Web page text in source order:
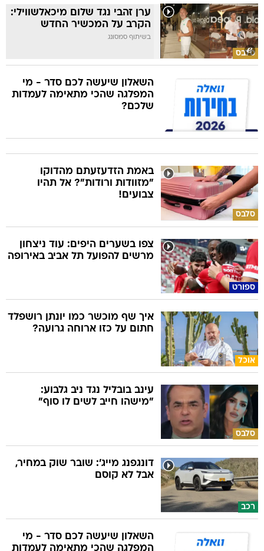
סלבס
ערן זהבי נגד שלום מיכאלשווילי:
הקרב על המכשיר החדש
בשיתוף סמסונג
השאלון שיעשה לכם סדר - מי
המפלגה שהכי מתאימה לעמדות
שלכם?
סלבס
באמת הזדעזעתם מהדוקו
"מזוודות ורודות"? אל תהיו
צבועים!
ספורט
צפו בשערים היפים: עוד ניצחון
מרשים להפועל תל אביב באירופה
אוכל
איך שף מוכשר כמו יונתן רושפלד
חתום על כזו ארוחה גרועה?
סלבס
עינב בובליל נגד ניב גלבוע:
"מישהו חייב לשים לו סוף"
רכב
דונגפנג מייג': שובר שוק במחיר,
אבל לא קוסם
השאלון שיעשה לכם סדר - מי
המפלגה שהכי מתאימה לעמדות